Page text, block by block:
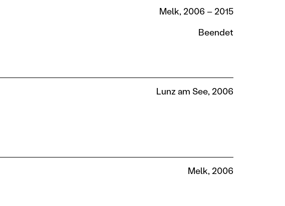
Melk, 2006 – 2015
Beendet
Lunz am See, 2006
Melk, 2006